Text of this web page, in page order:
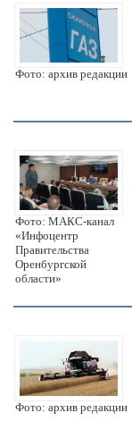
Фото: архив редакции
Фото: МАКС-канал
«Инфоцентр
Правительства
Оренбургской
области»
Фото: архив редакции